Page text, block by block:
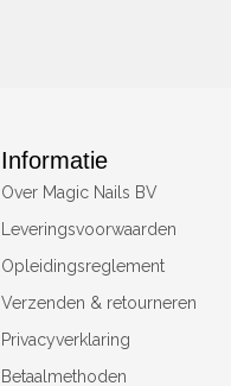
Informatie
Over Magic Nails BV
Leveringsvoorwaarden
Opleidingsreglement
Verzenden & retourneren
Privacyverklaring
Betaalmethoden